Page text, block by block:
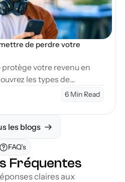
de perdre votre
protège votre revenu en
les types de
sécuriser votre avenir
6 Min Read
les blogs
FAQ’s
Fréquentes
claires aux